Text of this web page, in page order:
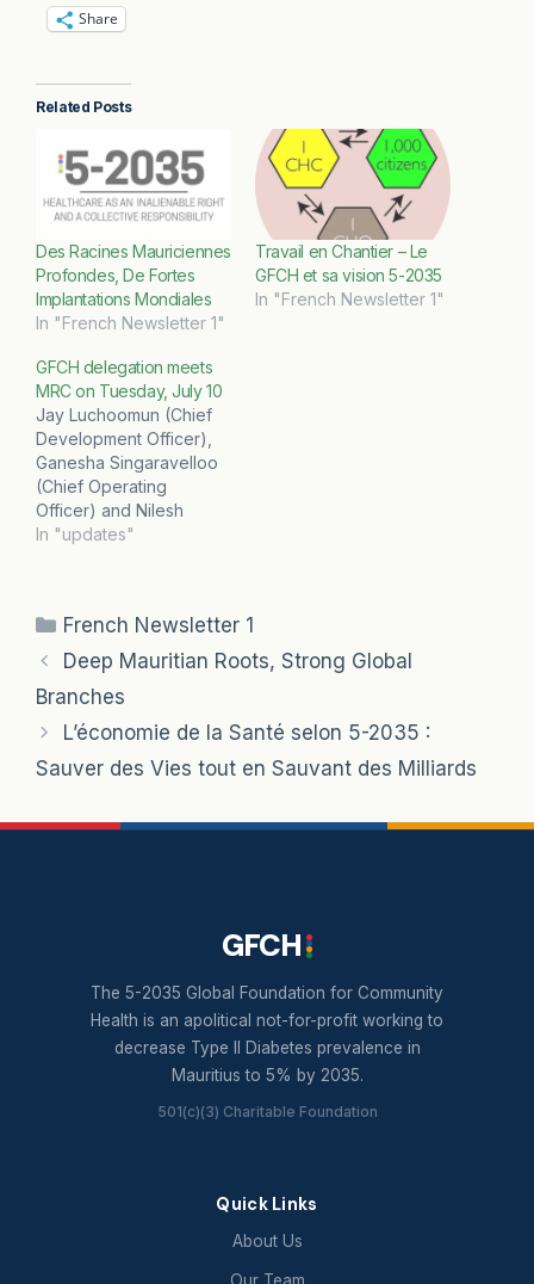
Share
Related Posts
Des Racines Mauriciennes
Profondes, De Fortes
Implantations Mondiales
In "French Newsletter 1"
Travail en Chantier – Le
GFCH et sa vision 5-2035
In "French Newsletter 1"
GFCH delegation meets
MRC on Tuesday, July 10
Jay Luchoomun (Chief
Development Officer),
Ganesha Singaravelloo
(Chief Operating
Officer) and Nilesh
Dosooye (Chief Digital
Mauritius Research
Council; MRC) and his
team for one and a half
hours to discuss the
nature of our continued
'Fighting Diabetes at the
In "updates"
Categories
French Newsletter 1
Deep Mauritian Roots, Strong Global
Branches
L’économie de la Santé selon 5-2035 :
Sauver des Vies tout en Sauvant des Milliards
GFCH
The 5-2035 Global Foundation for Community
Health is an apolitical not-for-profit working to
decrease Type II Diabetes prevalence in
Mauritius to 5% by 2035.
501(c)(3) Charitable Foundation
Quick Links
About Us